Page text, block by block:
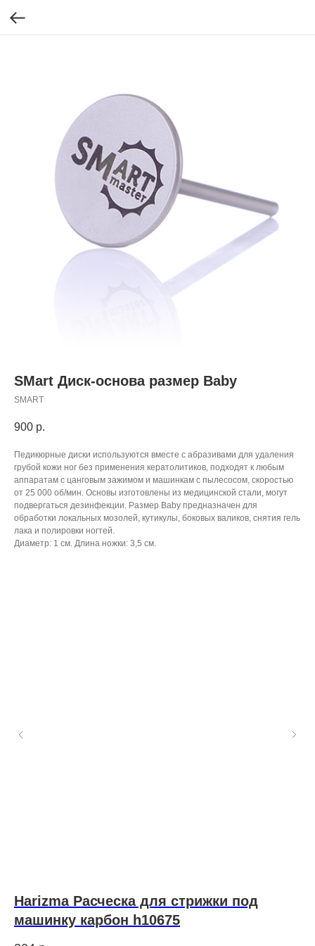
SMart Диск-основа размер Baby
SMART
900 р.
Педикюрные диски используются вместе с абразивами для удаления
грубой кожи ног без применения кератолитиков, подходят к любым
аппаратам с цанговым зажимом и машинкам с пылесосом, скоростью
от 25 000 об/мин. Основы изготовлены из медицинской стали, могут
подвергаться дезинфекции. Размер Baby предназначен для
обработки локальных мозолей, кутикулы, боковых валиков, снятия гель
лака и полировки ногтей.
Диаметр: 1 см. Длина ножки: 3,5 см.
Harizma Расческа для стрижки под
машинку карбон h10675